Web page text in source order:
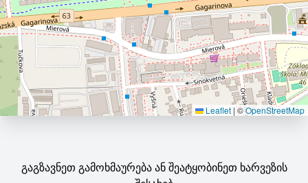
Leaflet | ©OpenStreetMap
გაგზავნეთ გამოხმაურება ან შეატყობინეთ ხარვეზის